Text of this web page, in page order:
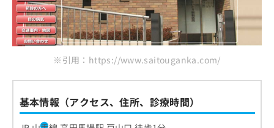
※引用：https://www.saitouganka.com/
基本情報（アクセス、住所、診療時間）